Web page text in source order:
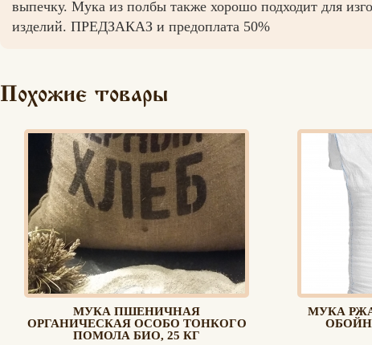
Вконтакте
выпечку. Мука из полбы также хорошо подходит для
изделий. ПРЕДЗАКАЗ и предоплата 50%
Похожие товары
МУКА ПШЕНИЧНАЯ
ОРГАНИЧЕСКАЯ ОСОБО ТОНКОГО
ПОМОЛА БИО, 25 КГ
МУКА